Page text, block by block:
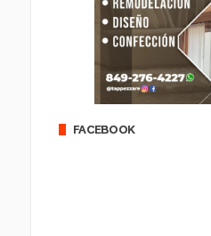
FACEBOOK